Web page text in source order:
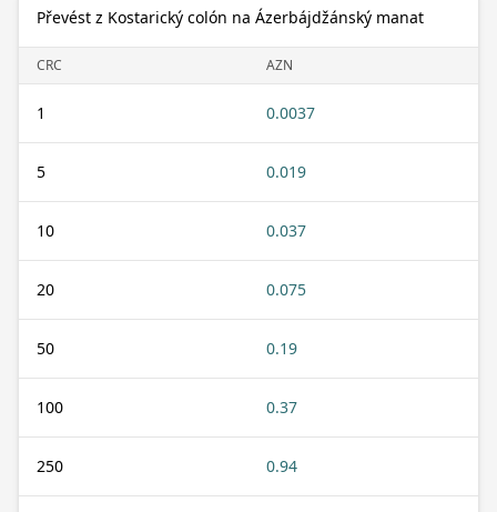
Převést z Kostarický colón na Ázerbájdžánský manat
CRC AZN
1 0.0037
5 0.019
10 0.037
20 0.075
50 0.19
100 0.37
250 0.94